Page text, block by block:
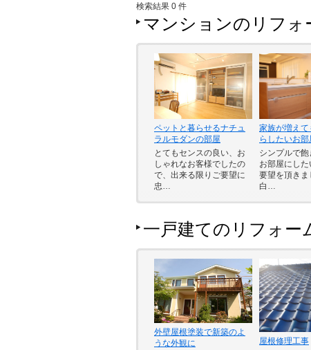
検索結果 0 件
マンションのリフォ
ペットと暮らせるナチュ
ラルモダンの部屋
とてもセンスの良い、お
しゃれなお客様でしたの
で、出来る限りご要望に
忠…
家族が増え
らしたいお部
シンプルで
お部屋にし
要望を頂きま
白…
一戸建てのリフォー
外壁屋根塗装で新築のよ
うな外観に
屋根修理工事